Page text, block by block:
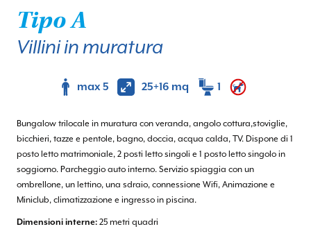
Tipo A
Villini in muratura
max 5 25+16 mq 1
Bungalow trilocale in muratura con veranda, angolo cottura,stoviglie,
bicchieri, tazze e pentole, bagno, doccia, acqua calda, TV. Dispone di 1
posto letto matrimoniale, 2 posti letto singoli e 1 posto letto singolo in
soggiorno. Parcheggio auto interno. Servizio spiaggia con un
ombrellone, un lettino, una sdraio, connessione Wifi, Animazione e
Miniclub, climatizzazione e ingresso in piscina.
Dimensioni interne: 25 metri quadri